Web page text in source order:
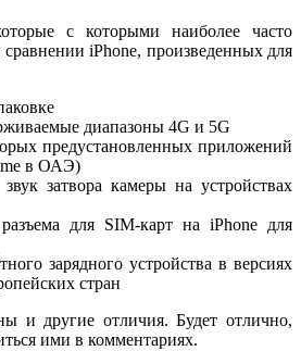
с которыми наиболее часто
iPhone, произведенных для
диапазоны 4G и 5G
предустановленных приложений
в ОАЭ)
затвора камеры на устройствах
для SIM-карт на iPhone для
зарядного устройства в версиях
стран
и другие отличия. Будет отлично,
ими в комментариях.